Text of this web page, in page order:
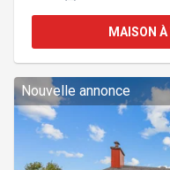
Lévis, elle est
loué). N'attendez
salon, crochets dans
MAISON
Nouvelle annonce